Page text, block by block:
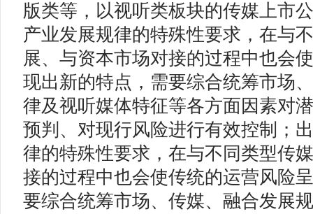
版类等，以视听类板块的传媒上市
产业发展规律的特殊性要求，在与
展、与资本市场对接的过程中也会
现出新的特点，需要综合统筹市场
律及视听媒体特征等各方面因素对
预判、对现行风险进行有效控制；
律的特殊性要求，在与不同类型传
接的过程中也会使传统的运营风险
要综合统筹市场、传媒、融合发展